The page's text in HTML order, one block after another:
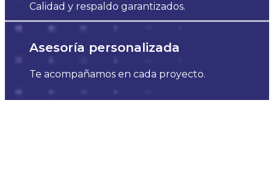
Calidad y respaldo garantizados.
Asesoría personalizada
Te acompañamos en cada proyecto.